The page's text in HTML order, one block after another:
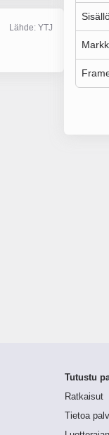
Lähde: YTJ
Tutustu
Ratkaisut
Tietoa